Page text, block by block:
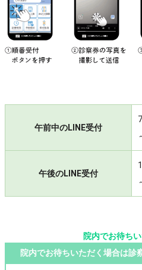
午前中のLINE受付
午後のLINE受付
院内でお待ち
院内でお待ちいただく場合は診